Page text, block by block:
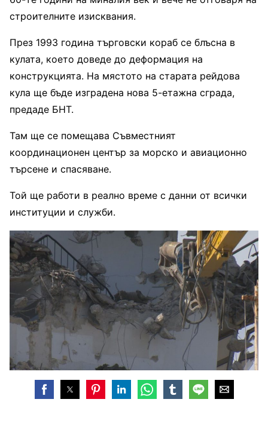
строителните изисквания.
През 1993 година търговски кораб се блъсна в
кулата, което доведе до деформация на
конструкцията. На мястото на старата рейдова
кула ще бъде изградена нова 5-етажна сграда,
предаде БНТ.
Там ще се помещава Съвместният
координационен център за морско и авиационно
търсене и спасяване.
Той ще работи в реално време с данни от всички
институции и служби.